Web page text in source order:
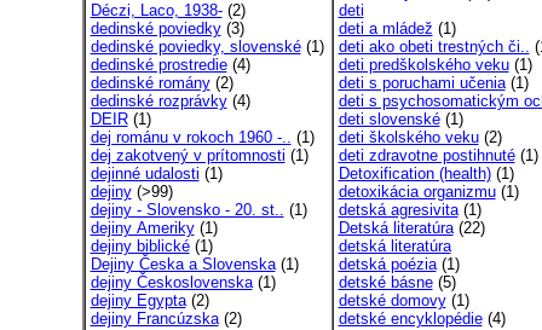
Déczi, Laco, 1938-(2)
dedinské poviedky(3)
dedinské poviedky, slovenské(1)
dedinské prostredie(4)
dedinské romány(2)
dedinské rozprávky(4)
DEIR(1)
dej románu v rokoch 1960 -.. (1)
dej zakotvený v prítomnosti (1)
dejinné udalosti (1)
dejiny(>99)
dejiny - Slovensko - 20. st.. (1)
dejiny Ameriky(1)
dejiny biblické(1)
Dejiny Česka a Slovenska(1)
dejiny Československa(1)
dejiny Egypta(2)
dejiny Francúzska(2)
deti
deti a mládež (1)
deti ako obeti trestných či..
deti predškolského veku(1)
deti s poruchami učenia(1)
deti s psychosomatickým
deti slovenské(1)
deti školského veku(2)
deti zdravotne postihnuté(1)
Detoxification (health)(1)
detoxikácia organizmu(1)
detská agresivita(1)
Detská literatúra(22)
detská literatúra
detská poézia(1)
detské básne(5)
detské domovy(1)
detské encyklopédie(4)